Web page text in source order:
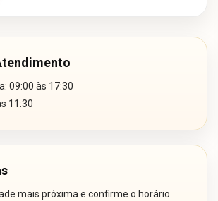
09:00 às 17:30
11:30
mais próxima e confirme o horário